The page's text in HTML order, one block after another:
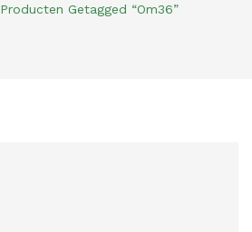
Producten Getagged “om36”